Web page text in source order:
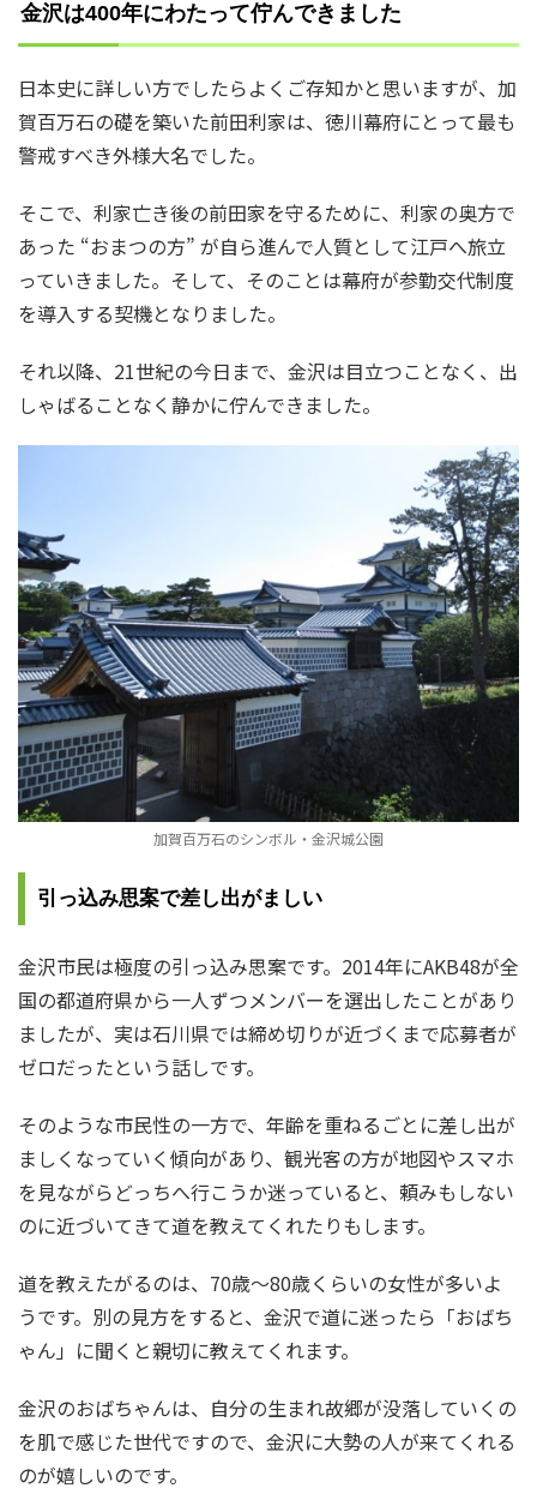
金沢は400年にわたって佇んできました
日本史に詳しい方でしたらよくご存知かと思いますが、加
賀百万石の礎を築いた前田利家は、徳川幕府にとって最も
警戒すべき外様大名でした。
そこで、利家亡き後の前田家を守るために、利家の奥方で
あった “おまつの方” が自ら進んで人質として江戸へ旅立
っていきました。そして、そのことは幕府が参勤交代制度
を導入する契機となりました。
それ以降、21世紀の今日まで、金沢は目立つことなく、出
しゃばることなく静かに佇んできました。
加賀百万石のシンボル・金沢城公園
引っ込み思案で差し出がましい
金沢市民は極度の引っ込み思案です。2014年にAKB48が全
国の都道府県から一人ずつメンバーを選出したことがあり
ましたが、実は石川県では締め切りが近づくまで応募者が
ゼロだったという話しです。
そのような市民性の一方で、年齢を重ねるごとに差し出が
ましくなっていく傾向があり、観光客の方が地図やスマホ
を見ながらどっちへ行こうか迷っていると、頼みもしない
のに近づいてきて道を教えてくれたりもします。
道を教えたがるのは、70歳～80歳くらいの女性が多いよ
うです。別の見方をすると、金沢で道に迷ったら「おばち
ゃん」に聞くと親切に教えてくれます。
金沢のおばちゃんは、自分の生まれ故郷が没落していくの
を肌で感じた世代ですので、金沢に大勢の人が来てくれる
のが嬉しいのです。